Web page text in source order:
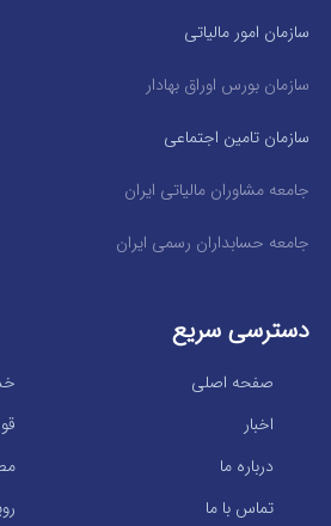
سازمان امور مالیاتی
سازمان بورس اوراق بهادار
سازمان تامین اجتماعی
جامعه مشاوران مالیاتی ایران
جامعه حسابداران رسمی ایران
دسترسی سریع
صفحه اصلی
اخبار
درباره ما
تماس با ما